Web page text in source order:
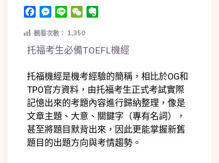
FacebookMessenger
Line WeChat
觀看次數： 1,350
托福考生必備TOEFL機經
托福機經是機考經驗的簡稱，相比於OG和
TPO官方資料，由托福考生正式考試實際
記憶出來的考題內容進行歸納整理，像是
文章主題、大意、關鍵字（專有名詞），
甚至將題目默背出來，因此更能掌握新舊
題目的出題方向與考情趨勢。